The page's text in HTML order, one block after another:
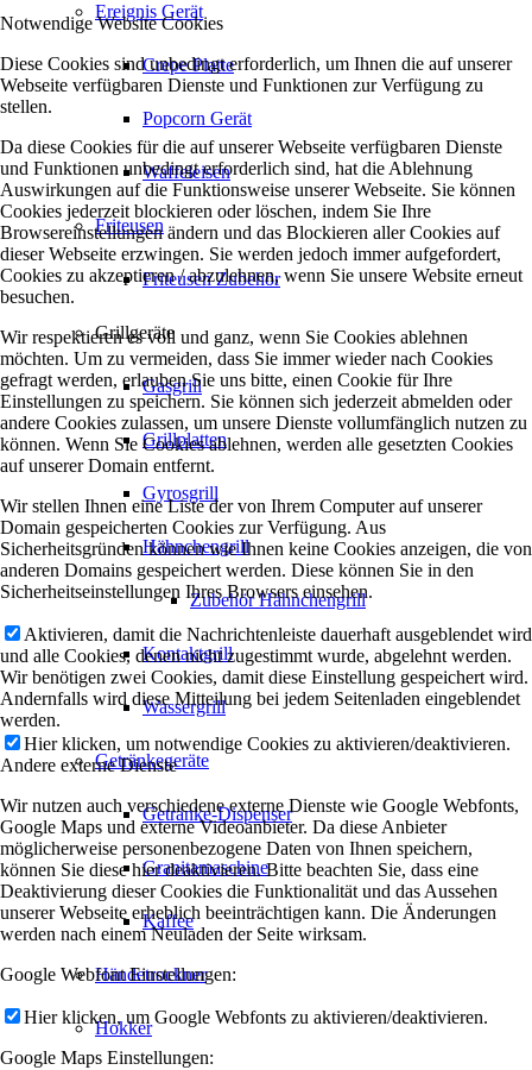
Ereignis Gerät
Crepe Platte
Popcorn Gerät
Waffeleisen
Friteusen
Friteusen Zubehör
Grillgeräte
Gasgrill
Grillplatten
Gyrosgrill
Hähnchengrill
Zubehör Hähnchengrill
Kontaktgrill
Wassergrill
Getränkegeräte
Getränke-Dispenser
Granitamaschine
Kaffee
Händetrockner
Hokker
Notwendige Website Cookies
Diese Cookies sind unbedingt erforderlich, um Ihnen die auf unserer
Webseite verfügbaren Dienste und Funktionen zur Verfügung zu
stellen.
Da diese Cookies für die auf unserer Webseite verfügbaren Dienste
und Funktionen unbedingt erforderlich sind, hat die Ablehnung
Auswirkungen auf die Funktionsweise unserer Webseite. Sie können
Cookies jederzeit blockieren oder löschen, indem Sie Ihre
Browsereinstellungen ändern und das Blockieren aller Cookies auf
dieser Webseite erzwingen. Sie werden jedoch immer aufgefordert,
Cookies zu akzeptieren / abzulehnen, wenn Sie unsere Website erneut
besuchen.
Wir respektieren es voll und ganz, wenn Sie Cookies ablehnen
möchten. Um zu vermeiden, dass Sie immer wieder nach Cookies
gefragt werden, erlauben Sie uns bitte, einen Cookie für Ihre
Einstellungen zu speichern. Sie können sich jederzeit abmelden oder
andere Cookies zulassen, um unsere Dienste vollumfänglich nutzen zu
können. Wenn Sie Cookies ablehnen, werden alle gesetzten Cookies
auf unserer Domain entfernt.
Wir stellen Ihnen eine Liste der von Ihrem Computer auf unserer
Domain gespeicherten Cookies zur Verfügung. Aus
Sicherheitsgründen können wie Ihnen keine Cookies anzeigen, die von
anderen Domains gespeichert werden. Diese können Sie in den
Sicherheitseinstellungen Ihres Browsers einsehen.
Aktivieren, damit die Nachrichtenleiste dauerhaft ausgeblendet wird
und alle Cookies, denen nicht zugestimmt wurde, abgelehnt werden.
Wir benötigen zwei Cookies, damit diese Einstellung gespeichert wird.
Andernfalls wird diese Mitteilung bei jedem Seitenladen eingeblendet
werden.
Hier klicken, um notwendige Cookies zu aktivieren/deaktivieren.
Andere externe Dienste
Wir nutzen auch verschiedene externe Dienste wie Google Webfonts,
Google Maps und externe Videoanbieter. Da diese Anbieter
möglicherweise personenbezogene Daten von Ihnen speichern,
können Sie diese hier deaktivieren. Bitte beachten Sie, dass eine
Deaktivierung dieser Cookies die Funktionalität und das Aussehen
unserer Webseite erheblich beeinträchtigen kann. Die Änderungen
werden nach einem Neuladen der Seite wirksam.
Google Webfont Einstellungen:
Hier klicken, um Google Webfonts zu aktivieren/deaktivieren.
Google Maps Einstellungen: